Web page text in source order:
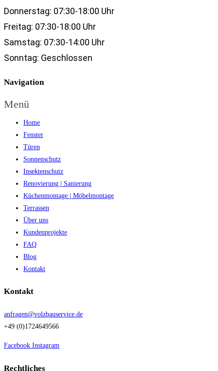
Donnerstag: 07:30-18:00 Uhr
Freitag: 07:30-18:00 Uhr
Samstag: 07:30-14:00 Uhr
Sonntag: Geschlossen
Navigation
Menü
Home
Fenster
Türen
Sonnenschutz
Insektenschutz
Renovierung | Sanierung
Küchenmontage | Möbelmontage
Terrassen
Über uns
Kundenprojekte
FAQ
Blog
Kontakt
Kontakt
anfragen@volzbauservice.de
+49 (0)1724649566
Facebook Instagram
Rechtliches